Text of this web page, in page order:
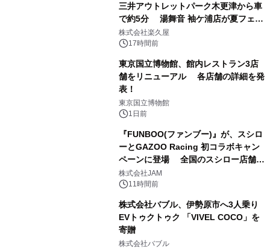
三井アウトレットパーク木更津から車
で約5分 湯舞音 袖ケ浦店が夏フェア
メニューを提供
株式会社楽久屋
17時間前
東京国立博物館、館内レストラン3店
舗をリニューアル 各店舗の詳細を発
表！
東京国立博物館
1日前
『FUNBOO(ファンブー)』が、スシロ
ーとGAZOO Racing 初コラボキャン
ペーンに登場 全国のスシロー店舗で
GR 4車種の FUNBOO(ミニカー)付き
メニューが展開されます
株式会社JAM
11時間前
株式会社バブル、伊勢原市へ3人乗り
EVトゥクトゥク 「VIVEL COCO」を
寄贈
株式会社バブル